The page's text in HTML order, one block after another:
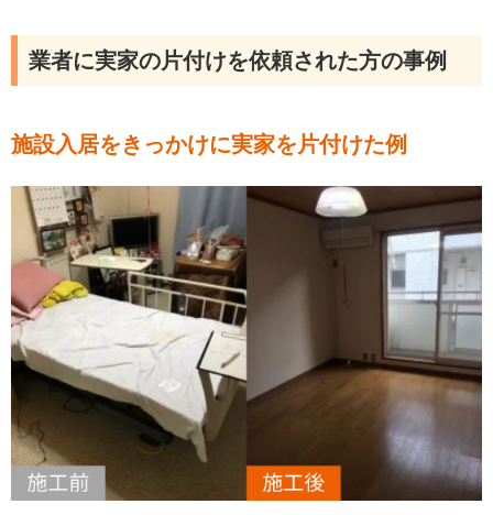
業者に実家の片付けを依頼された方の事例
施設入居をきっかけに実家を片付けた例